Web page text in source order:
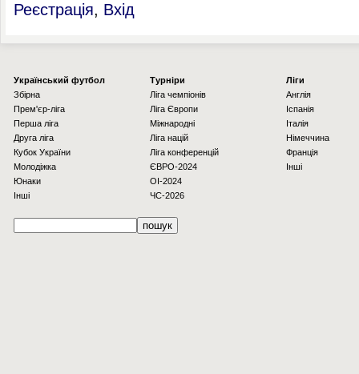
Реєстрація, Вхід
Українcький футбол
Збірна
Прем'єр-ліга
Перша ліга
Друга ліга
Кубок України
Молодіжка
Юнаки
Інші
Турніри
Ліга чемпіонів
Ліга Європи
Міжнародні
Ліга націй
Ліга конференцій
ЄВРО-2024
OI-2024
ЧС-2026
Ліги
Англія
Іспанія
Італія
Німеччина
Франція
Інші